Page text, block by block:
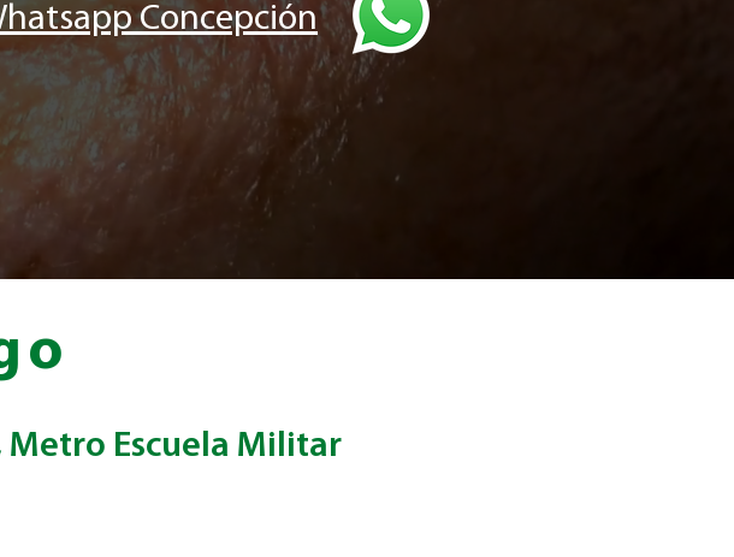
Concepción
Metro Escuela Militar